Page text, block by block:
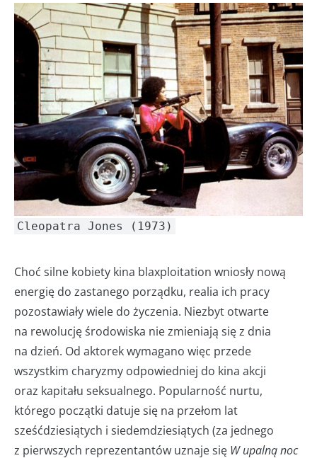
Cleopatra Jones (1973)
Choć silne kobiety kina blaxploitation wniosły nową
energię do zastanego porządku, realia ich pracy
pozostawiały wiele do życzenia. Niezbyt otwarte
na rewolucję środowiska nie zmieniają się z dnia
na dzień. Od aktorek wymagano więc przede
wszystkim charyzmy odpowiedniej do kina akcji
oraz kapitału seksualnego. Popularność nurtu,
którego początki datuje się na przełom lat
sześćdziesiątych i siedemdziesiątych (za jednego
z pierwszych reprezentantów uznaje się W upalną noc